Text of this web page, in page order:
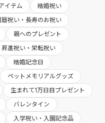
イテム
結婚祝い
暦祝い・長寿のお祝い
親へのプレゼント
昇進祝い・栄転祝い
結婚記念日
ペットメモリアルグッズ
生まれて1万日目プレゼント
バレンタイン
入学祝い・入園記念品